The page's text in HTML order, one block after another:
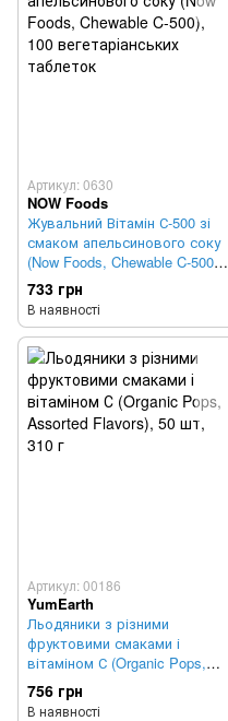
Артикул: 0630
NOW Foods
Жувальний Вітамін С-500 зі
смаком апельсинового соку
(Now Foods, Chewable C-500),
100 вегетаріанських
таблеток
733 грн
В наявності
Артикул: 00186
YumEarth
Льодяники з різними
фруктовими смаками і
вітаміном С (Organic Pops,
Assorted Flavors), 50 шт, 310 г
756 грн
В наявності